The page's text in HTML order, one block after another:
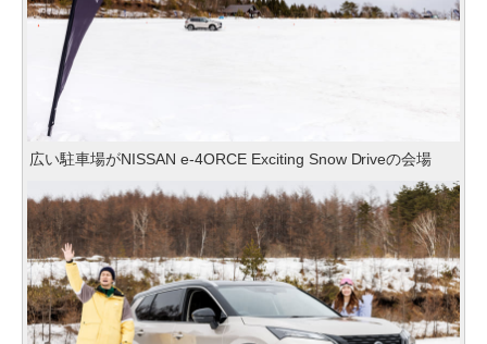
広い駐車場がNISSAN e-4ORCE Exciting Snow Driveの会場